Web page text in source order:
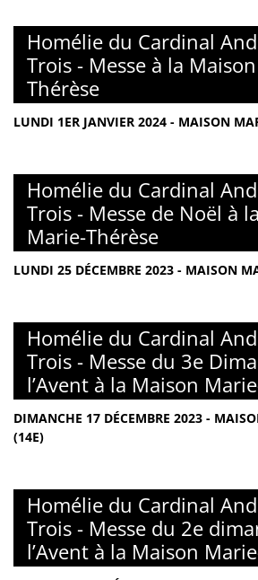
Homélie du Cardinal
Trois - Messe à la
Thérèse
LUNDI 1ER JANVIER 2024 - MAISON
Homélie du Cardinal
Trois - Messe de Noël à
Marie-Thérèse
LUNDI 25 DÉCEMBRE 2023 - MAISON
Homélie du Cardinal
Trois - Messe du 3e
l’Avent à la Maison
DIMANCHE 17 DÉCEMBRE 2023 -
(14E)
Homélie du Cardinal
Trois - Messe du 2e
l’Avent à la Maison